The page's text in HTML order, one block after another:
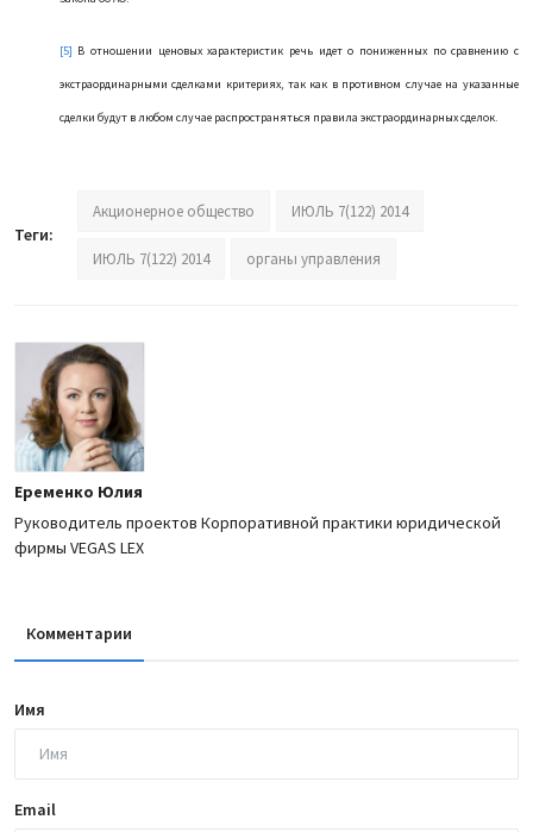
[5] В отношении ценовых характеристик речь идет о пониженных по сравнению с
экстраординарными сделками критериях, так как в противном случае на указанные
сделки будут в любом случае распространяться правила экстраординарных сделок.
Теги:
Акционерное общество ИЮЛЬ 7(122) 2014
ИЮЛЬ 7(122) 2014 органы управления
Еременко Юлия
Руководитель проектов Корпоративной практики юридической
фирмы VEGAS LEX
Комментарии
Имя
Email